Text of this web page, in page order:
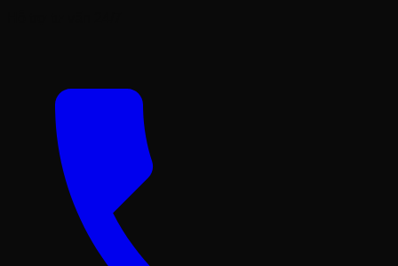
ghế đá tự nhiên
Giá cả luôn là vấn đề mà bất kỳ ai khi đi mua hàng cũng
quan tâm. Tuy nhiên, với đá tự nhiên, rất khó để có một
mức giá cố định vì nó phụ thuộc vào: chất liệu đá, kích
thước, độ hiếm của vân đá và tay nghề chế tác. Tại Phú
Thọ Stone, tôi luôn minh bạch về giá cả để khách hàng có
sự lựa chọn phù hợp với ngân sách của mình. Dưới đây
là bảng giá tham khảo cho một số dòng sản phẩm phổ